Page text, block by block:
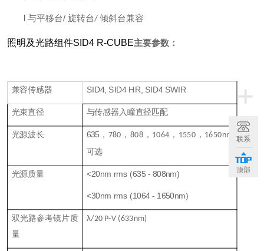
l 与平移台/ 旋转台/ 倾斜台兼容
照明及光路组件SID4 R-CUBE主要参数：
+
兼容传感器 SID4, SID4 HR, SID4 SWIR
光束直径 与传感器入瞳直径匹配
光源波长 635 ， 780 ， 808， 1064 ， 1550 ， 1650nm
可选
光源质量 <20nm rms (635 - 808nm)
<30nm rms (1064 - 1650nm)
双光路参考镜片质
量
λ/20 P-V (633nm)
联系
顶部